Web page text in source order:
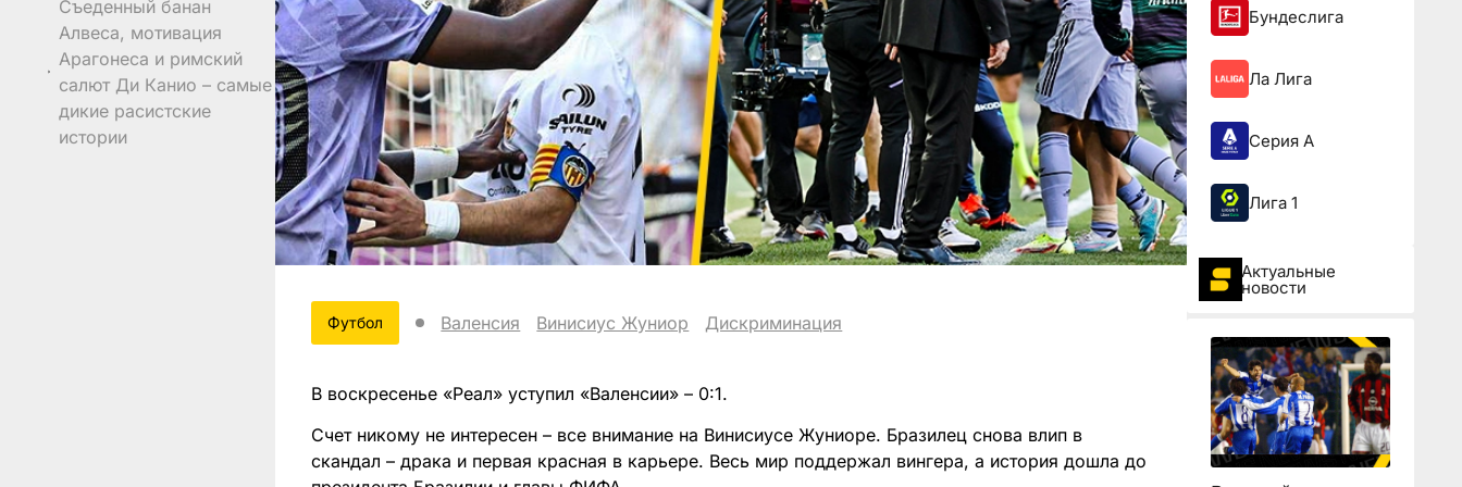
Съеденный банан
Алвеса, мотивация
Арагонеса и римский
салют Ди Канио – самые
дикие расистские
истории
Футбол Валенсия Винисиус Жуниор Дискриминация
В воскресенье «Реал» уступил «Валенсии» – 0:1.
Счет никому не интересен – все внимание на Винисиусе Жуниоре. Бразилец снова влип в
скандал – драка и первая красная в карьере. Весь мир поддержал вингера, а история дошла до
Бундеслига
Ла Лига
Серия А
Лига 1
Актуальные
новости